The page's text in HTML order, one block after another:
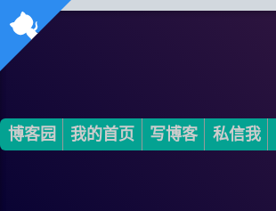
博客园 我的首页 写博客 私信我